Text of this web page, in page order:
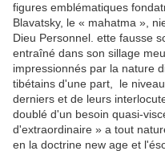
figures emblématiques
Blavatsky, le « mahatma »,
Dieu Personnel. ette fausse
entraîné dans son sillage
impressionnés par la nature
tibétains d'une part, le
derniers et de leurs
doublé d'un besoin quasi-
d'extraordinaire » a tout
en la doctrine new age et